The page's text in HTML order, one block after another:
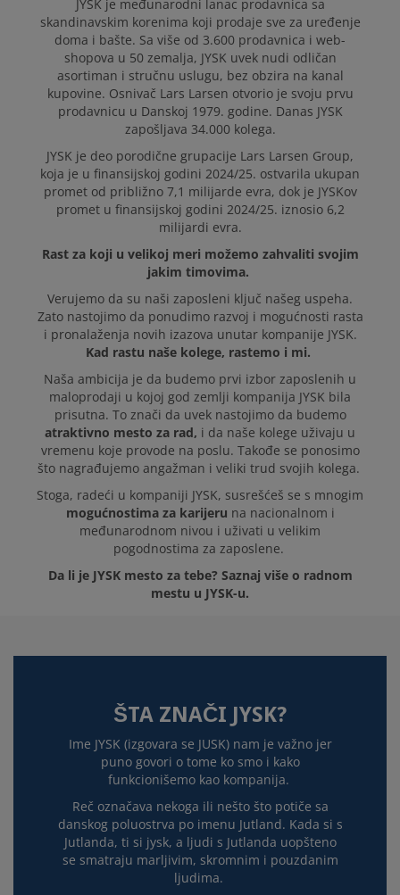
JYSK je međunarodni lanac prodavnica sa
skandinavskim korenima koji prodaje sve za uređenje
doma i bašte. Sa više od 3.600 prodavnica i web-
shopova u 50 zemalja, JYSK uvek nudi odličan
asortiman i stručnu uslugu, bez obzira na kanal
kupovine. Osnivač Lars Larsen otvorio je svoju prvu
prodavnicu u Danskoj 1979. godine. Danas JYSK
zapošljava 34.000 kolega.
JYSK je deo porodične grupacije Lars Larsen Group,
koja je u finansijskoj godini 2024/25. ostvarila ukupan
promet od približno 7,1 milijarde evra, dok je JYSKov
promet u finansijskoj godini 2024/25. iznosio 6,2
milijardi evra.
Rast za koji u velikoj meri možemo zahvaliti svojim
jakim timovima.
Verujemo da su naši zaposleni ključ našeg uspeha.
Zato nastojimo da ponudimo razvoj i mogućnosti rasta
i pronalaženja novih izazova unutar kompanije JYSK.
Kad rastu naše kolege, rastemo i mi.
Naša ambicija je da budemo prvi izbor zaposlenih u
maloprodaji u kojoj god zemlji kompanija JYSK bila
prisutna. To znači da uvek nastojimo da budemo
atraktivno mesto za rad, i da naše kolege uživaju u
vremenu koje provode na poslu. Takođe se ponosimo
što nagrađujemo angažman i veliki trud svojih kolega.
Stoga, radeći u kompaniji JYSK, susrešćeš se s mnogim
mogućnostima za karijeru na nacionalnom i
međunarodnom nivou i uživati ​​u velikim
pogodnostima za zaposlene.
Da li je JYSK mesto za tebe? Saznaj više o radnom
mestu u JYSK-u.
ŠTA ZNAČI JYSK?
Ime JYSK (izgovara se JUSK) nam je važno jer
puno govori o tome ko smo i kako
funkcionišemo kao kompanija.
Reč označava nekoga ili nešto što potiče sa
danskog poluostrva po imenu Jutland. Kada si s
Jutlanda, ti si jysk, a ljudi s Jutlanda uopšteno
se smatraju marljivim, skromnim i pouzdanim
ljudima.